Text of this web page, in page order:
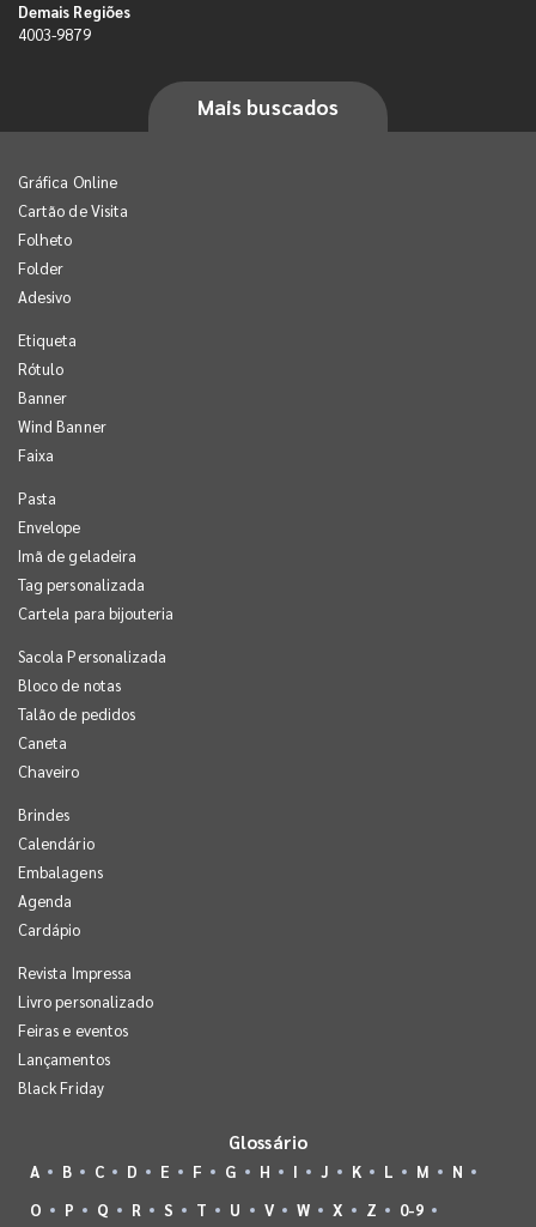
Demais Regiões
4003-9879
Mais buscados
Gráfica Online
Cartão de Visita
Folheto
Folder
Adesivo
Etiqueta
Rótulo
Banner
Wind Banner
Faixa
Pasta
Envelope
Imã de geladeira
Tag personalizada
Cartela para bijouteria
Sacola Personalizada
Bloco de notas
Talão de pedidos
Caneta
Chaveiro
Brindes
Calendário
Embalagens
Agenda
Cardápio
Revista Impressa
Livro personalizado
Feiras e eventos
Lançamentos
Black Friday
Glossário
A B C D E F G H I J K L M
N
O
P Q R S T U V W X Z 0-9